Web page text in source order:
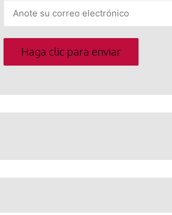
su
correo
electrónico
Haga clic para enviar